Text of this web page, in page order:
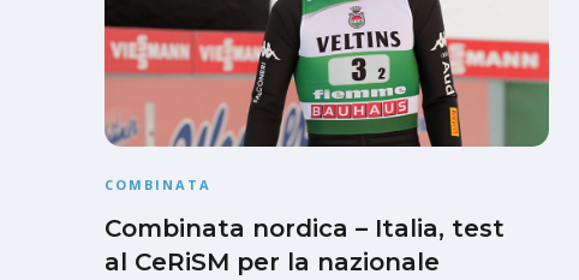
COMBINATA
Combinata nordica – Italia, test
al CeRiSM per la nazionale